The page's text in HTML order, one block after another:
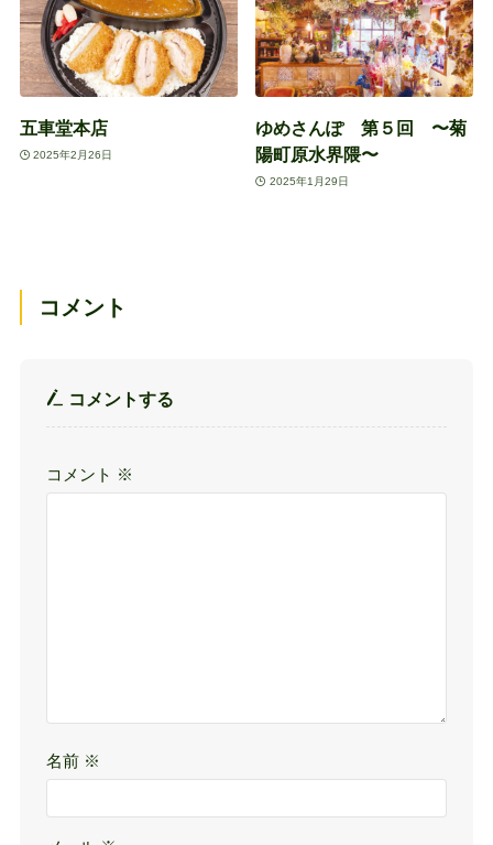
五車堂本店
2025年2月26日
ゆめさんぽ 第５回 〜菊
陽町原水界隈〜
2025年1月29日
コメント
コメントする
コメント ※
名前 ※